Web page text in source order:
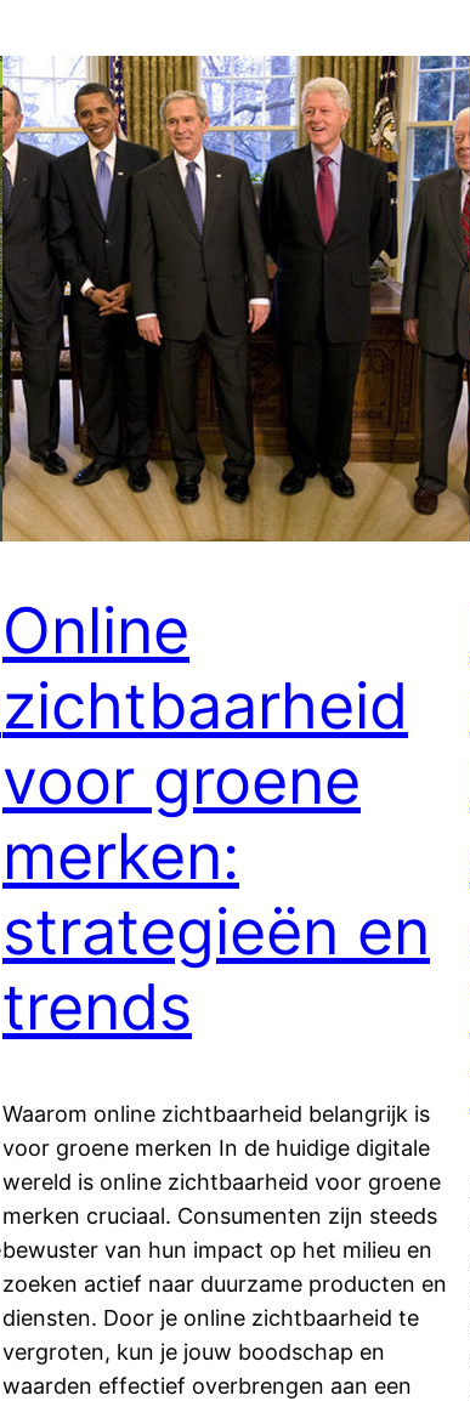
Online
zichtbaarheid
voor groene
merken:
strategieën en
trends
Waarom online zichtbaarheid belangrijk is
voor groene merken In de huidige digitale
wereld is online zichtbaarheid voor groene
merken cruciaal. Consumenten zijn steeds
bewuster van hun impact op het milieu en
zoeken actief naar duurzame producten en
diensten. Door je online zichtbaarheid te
vergroten, kun je jouw boodschap en
waarden effectief overbrengen aan een